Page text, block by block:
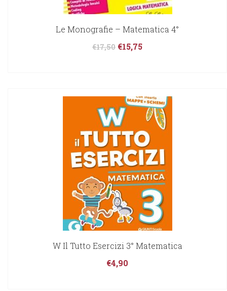
Le Monografie – Matematica 4°
€17,50 €15,75
W Il Tutto Esercizi 3° Matematica
€4,90